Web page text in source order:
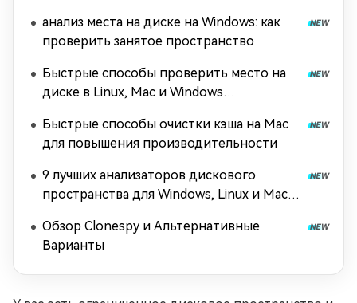
анализ места на диске на Windows: как
проверить занятое пространство
Быстрые способы проверить место на
диске в Linux, Mac и Windows
Быстрые способы очистки кэша на Mac
для повышения производительности
9 лучших анализаторов дискового
пространства для Windows, Linux и Mac
Обзор Clonespy и Альтернативные
Варианты